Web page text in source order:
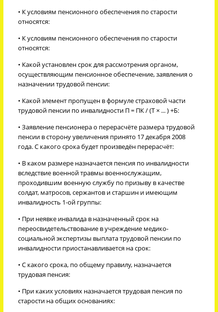
• К условиям пенсионного обеспечения по старости
относятся:
• К условиям пенсионного обеспечения по старости
относятся:
• Какой установлен срок для рассмотрения органом,
осуществляющим пенсионное обеспечение, заявления о
назначении трудовой пенсии:
• Какой элемент пропущен в формуле страховой части
трудовой пенсии по инвалидности П = ПК / (Т × ... ) +Б:
• Заявление пенсионера о перерасчёте размера трудовой
пенсии в сторону увеличения принято 17 декабря 2008
года. С какого срока будет произведён перерасчёт:
• В каком размере назначается пенсия по инвалидности
вследствие военной травмы военнослужащим,
проходившим военную службу по призыву в качестве
солдат, матросов, сержантов и старшин и имеющим
инвалидность 1-ой группы:
• При неявке инвалида в назначенный срок на
переосвидетельствование в учреждение медико-
социальной экспертизы выплата трудовой пенсии по
инвалидности приостанавливается на срок:
• С какого срока, по общему правилу, назначается
трудовая пенсия:
• При каких условиях назначается трудовая пенсия по
старости на общих основаниях: